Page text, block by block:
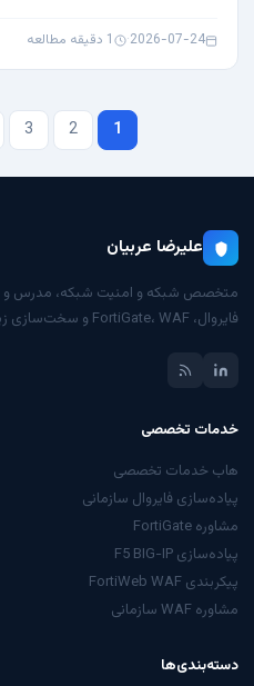
2026-07-24
· 1 دقیقه مطالعه
1
2
3
علیرضا عربیان
متخصص شبکه و امنیت شبکه، مدرس و
فایروال، FortiGate، WAF و سخت‌سازی زیرساخت.
خدمات تخصصی
هاب خدمات تخصصی
پیاده‌سازی فایروال سازمانی
مشاوره FortiGate
پیاده‌سازی F5 BIG-IP
پیکربندی FortiWeb WAF
مشاوره WAF سازمانی
دسته‌بندی‌ها